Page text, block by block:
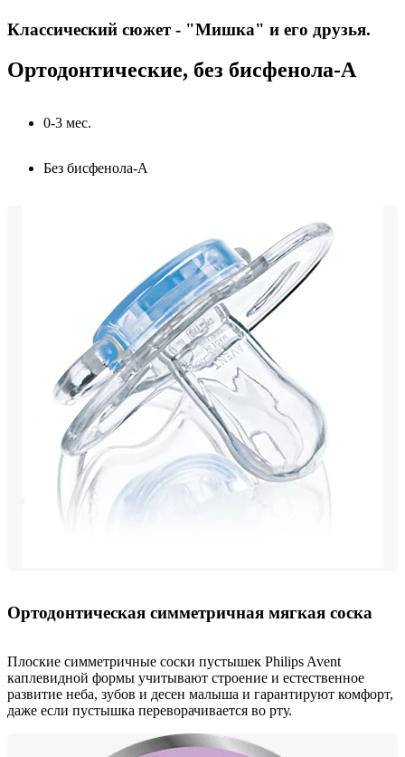
Классический сюжет - "Мишка" и его друзья.
Ортодонтические, без бисфенола-А
0-3 мес.
Без бисфенола-А
Ортодонтическая симметричная мягкая соска
Плоские симметричные соски пустышек Philips Avent
каплевидной формы учитывают строение и естественное
развитие неба, зубов и десен малыша и гарантируют комфорт,
даже если пустышка переворачивается во рту.